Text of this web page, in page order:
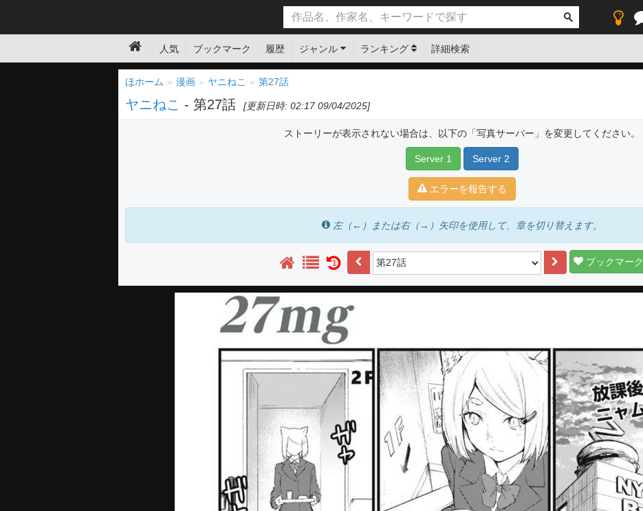
人気 ブックマーク 履歴 ジャンル ランキング 詳細検索
ほホーム 漫画 ヤニねこ 第27話
ヤニねこ - 第27話 [更新日時: 02:17 09/04/2025]
ストーリーが表示されない場合は、以下の「写真サーバー」を変更してください。
Server 1 Server 2
エラーを報告する
左（←）または右（→）矢印を使用して、章を切り替えます。
1 ブックマーク